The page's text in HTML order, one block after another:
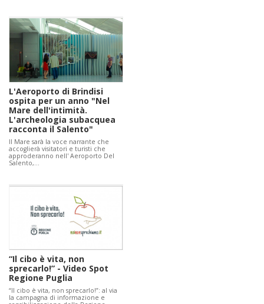
L'Aeroporto di Brindisi
ospita per un anno "Nel
Mare dell'intimità.
L'archeologia subacquea
racconta il Salento"
Il Mare sarà la voce narrante che
accoglierà visitatori e turisti che
approderanno nell' Aeroporto Del
Salento,…
“Il cibo è vita, non
sprecarlo!” - Video Spot
Regione Puglia
“Il cibo è vita, non sprecarlo!”: al via
la campagna di informazione e